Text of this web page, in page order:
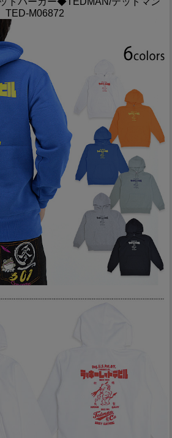
TED-M06872